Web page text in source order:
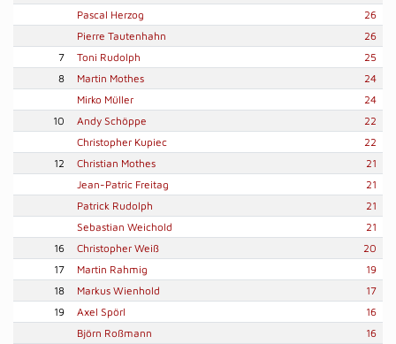
Pascal Herzog
26
Pierre Tautenhahn
26
7
Toni Rudolph
25
8
Martin Mothes
24
Mirko Müller
24
10
Andy Schöppe
22
Christopher Kupiec
22
12
Christian Mothes
21
Jean-Patric Freitag
21
Patrick Rudolph
21
Sebastian Weichold
21
16
Christopher Weiß
20
17
Martin Rahmig
19
18
Markus Wienhold
17
19
Axel Spörl
16
Björn Roßmann
16